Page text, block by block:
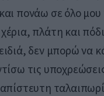
πονάω σε όλο μου
πλάτη και
δεν μπορώ να
τις